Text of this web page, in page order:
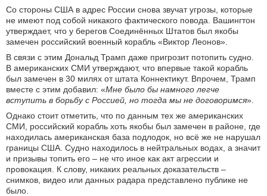
ЭГОИЗМ
БЛОГ
Со стороны США в адрес России снова звучат угрозы, которые
не имеют под собой никакого фактического повода. Вашингтон
утверждает, что у берегов Соединённых Штатов был якобы
замечен российский военный корабль «Виктор Леонов».
В связи с этим Дональд Трамп даже пригрозит потопить судно.
В американских СМИ утверждают, что впервые такой корабль
был замечен в 30 милях от штата Коннектикут. Впрочем, Трамп
вместе с этим добавил: «Мне было бы намного легче
вступить в борьбу с Россией, но тогда мы не договоримся».
Однако стоит отметить, что по данным тех же американских
СМИ, российский корабль хоть якобы был замечен в районе, где
находилась американская база подлодок, но всё же не нарушал
границы США. Судно находилось в нейтральных водах, а значит
и призывы топить его – не что иное как акт агрессии и
провокация. К слову, никаких реальных доказательств –
снимков, видео или данных радара представлено публике не
было.